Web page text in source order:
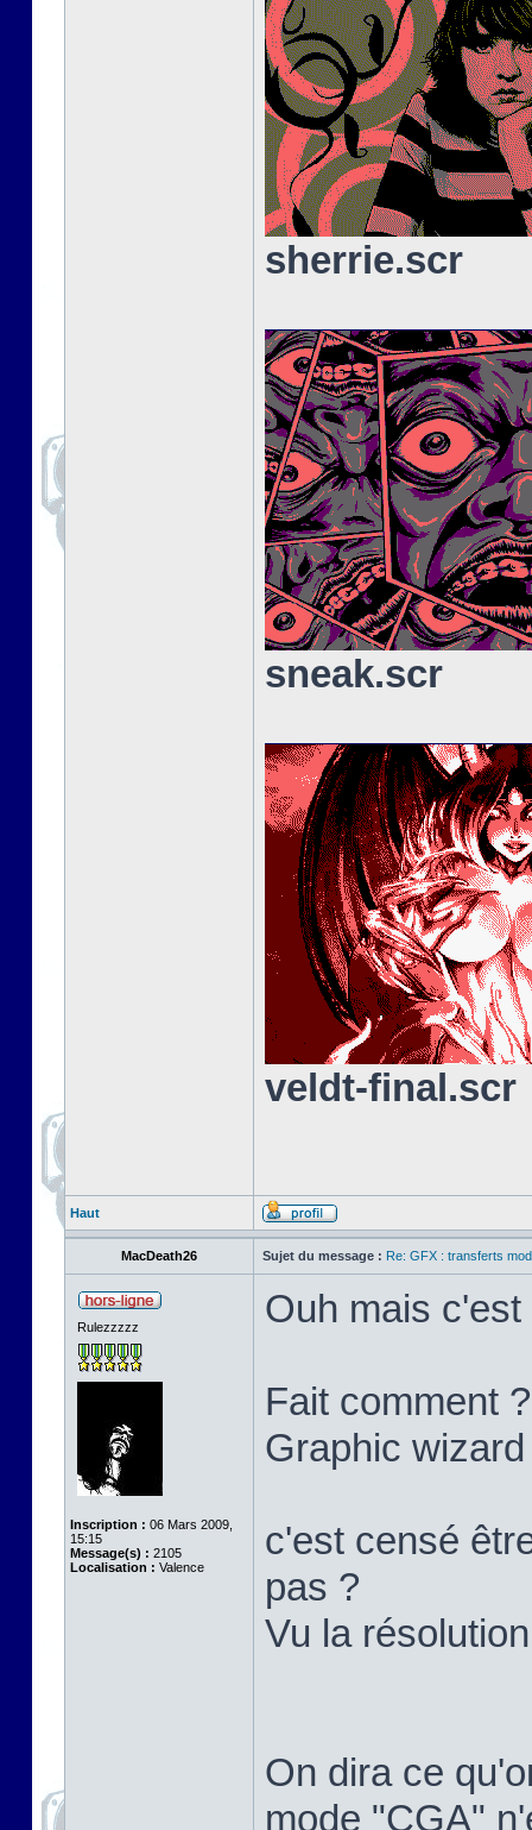
sherrie.scr
sneak.scr
veldt-final.scr
Haut
MacDeath26 Sujet du message : Re: GFX : transferts
Rulezzzzz
Inscription : 06 Mars 2009,
15:15
Message(s) : 2105
Localisation : Valence
Ouh mais
Fait comment
Graphic
c'est censé
pas ?
Vu la
On dira ce
mode "CGA"